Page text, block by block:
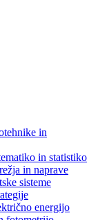
in
in statistiko
in naprave
sisteme
energijo